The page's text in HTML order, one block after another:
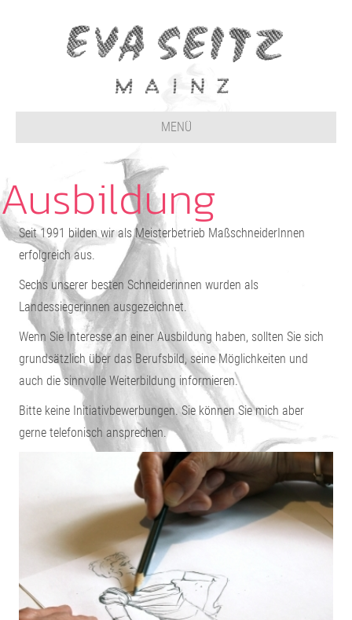
MENÜ
Ausbildung
Seit 1991 bilden wir als Meisterbetrieb MaßschneiderInnen
erfolgreich aus.
Sechs unserer besten Schneiderinnen wurden als
Landessiegerinnen ausgezeichnet.
Wenn Sie Interesse an einer Ausbildung haben, sollten Sie sich
grundsätzlich über das Berufsbild, seine Möglichkeiten und
auch die sinnvolle Weiterbildung informieren.
Bitte keine Initiativbewerbungen. Sie können Sie mich aber
gerne telefonisch ansprechen.